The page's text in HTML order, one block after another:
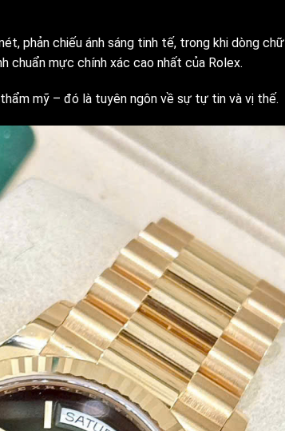
phản chiếu ánh sáng tinh tế, trong khi dòng chữ
chuẩn mực chính xác cao nhất của Rolex.
mỹ – đó là tuyên ngôn về sự tự tin và vị thế.